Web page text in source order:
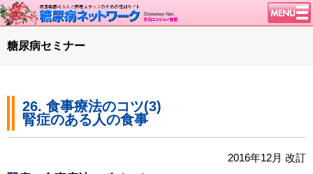
トップページ
談話室BBS
糖尿病のきほん
糖尿病セミナー
26. 食事療法のコツ(3)
腎症のある人の食事
2016年12月 改訂